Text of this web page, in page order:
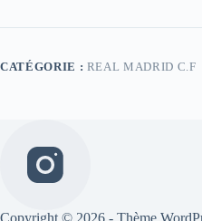
Retro
Home
CATÉGORIE : REAL MADRID C.F
Copyright © 2026 - Thème